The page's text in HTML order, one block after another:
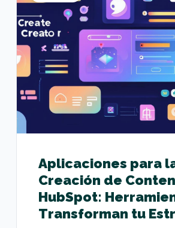
Aplicaciones para
Creación de
HubSpot:
Transforman tu